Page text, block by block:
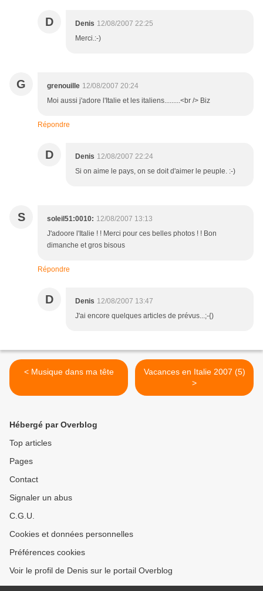
D Denis 12/08/2007 22:25
Merci.:-)
G grenouille 12/08/2007 20:24
Moi aussi j'adore l'Italie et les italiens.........<br /> Biz
Répondre
D Denis 12/08/2007 22:24
Si on aime le pays, on se doit d'aimer le peuple. :-)
S soleil51:0010: 12/08/2007 13:13
J'adoore l'Italie ! ! Merci pour ces belles photos ! ! Bon
dimanche et gros bisous
Répondre
D Denis 12/08/2007 13:47
J'ai encore quelques articles de prévus...;-{)
< Musique dans ma tête
Vacances en Italie 2007 (5)
>
Hébergé par Overblog
Top articles
Pages
Contact
Signaler un abus
C.G.U.
Cookies et données personnelles
Préférences cookies
Voir le profil de Denis sur le portail Overblog